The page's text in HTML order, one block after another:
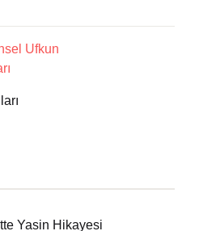
Yasin Hikayesi